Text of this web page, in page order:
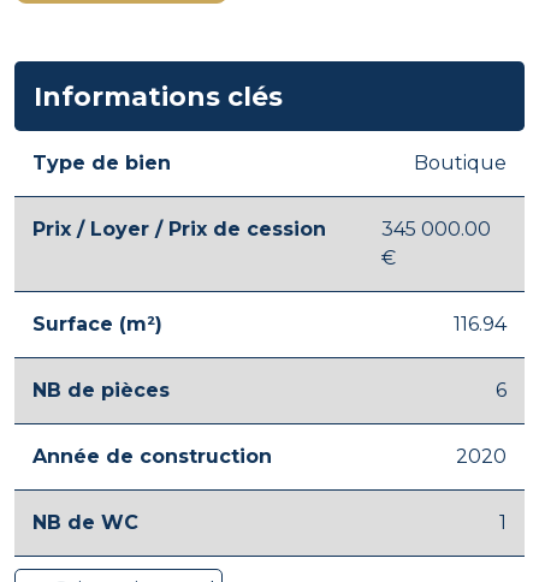
Informations clés
Type de bien Boutique
Prix / Loyer / Prix de cession
345 000.00
€
Surface (m²) 116.94
NB de pièces 6
Année de construction 2020
NB de WC 1